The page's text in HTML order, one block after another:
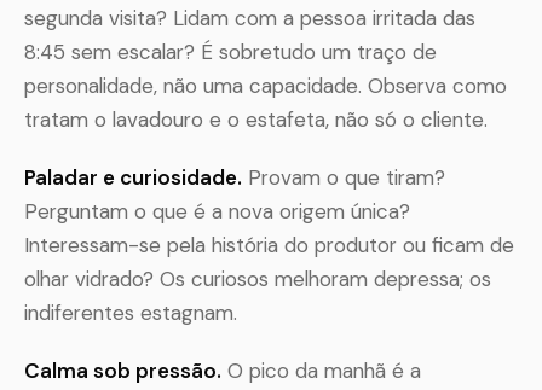
segunda visita? Lidam com a pessoa irritada das
8:45 sem escalar? É sobretudo um traço de
personalidade, não uma capacidade. Observa como
tratam o lavadouro e o estafeta, não só o cliente.
Paladar e curiosidade. Provam o que tiram?
Perguntam o que é a nova origem única?
Interessam-se pela história do produtor ou ficam de
olhar vidrado? Os curiosos melhoram depressa; os
indiferentes estagnam.
Calma sob pressão. O pico da manhã é a